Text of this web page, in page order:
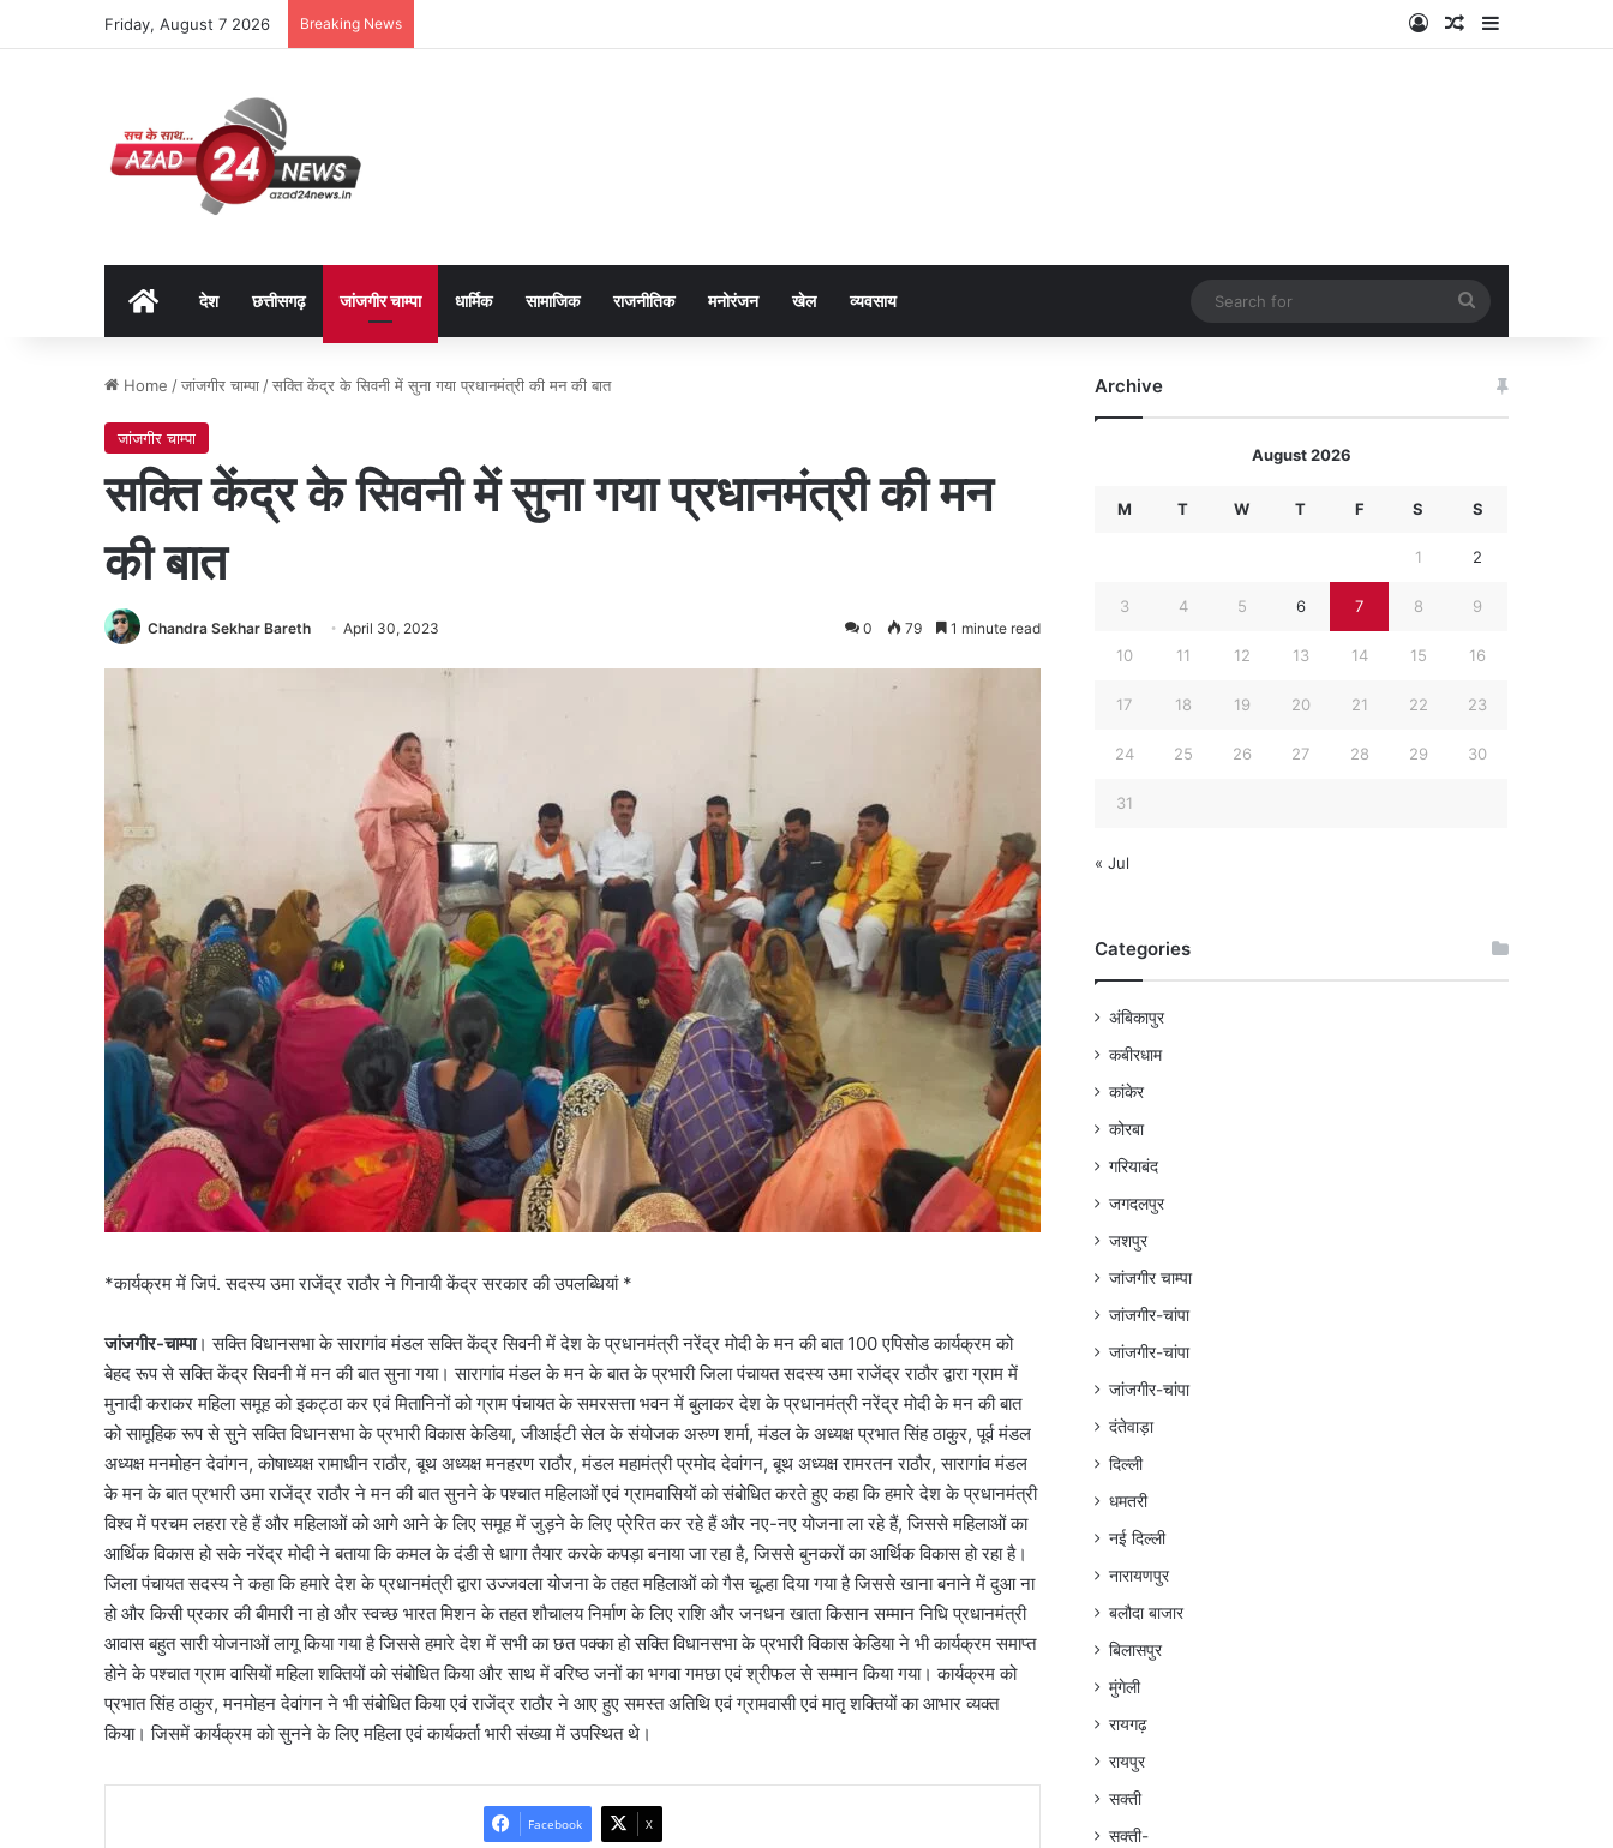
Friday, August 7 2026 Breaking News Log InRandom Article
Sidebar
Homeदेश छत्तीसगढ़ जांजगीर चाम्पा धार्मिक सामाजिक राजनीतिक मनोरंजन खेल व्यवसाय
for
Home /जांजगीर चाम्पा /सक्ति केंद्र के सिवनी में सुना गया प्रधानमंत्री की मन की बात
जांजगीर चाम्पा
सक्ति केंद्र के सिवनी में सुना गया प्रधानमंत्री की मन
की बात
Chandra Sekhar Bareth April 30, 2023 0 79 1 minute read
*कार्यक्रम में जिपं. सदस्य उमा राजेंद्र राठौर ने गिनायी केंद्र सरकार की उपलब्धियां *
जांजगीर-चाम्पा। सक्ति विधानसभा के सारागांव मंडल सक्ति केंद्र सिवनी में देश के प्रधानमंत्री नरेंद्र मोदी के मन की बात 100 एपिसोड कार्यक्रम को
बेहद रूप से सक्ति केंद्र सिवनी में मन की बात सुना गया। सारागांव मंडल के मन के बात के प्रभारी जिला पंचायत सदस्य उमा राजेंद्र राठौर द्वारा ग्राम में
मुनादी कराकर महिला समूह को इकट्ठा कर एवं मितानिनों को ग्राम पंचायत के समरसत्ता भवन में बुलाकर देश के प्रधानमंत्री नरेंद्र मोदी के मन की बात
को सामूहिक रूप से सुने सक्ति विधानसभा के प्रभारी विकास केडिया, जीआईटी सेल के संयोजक अरुण शर्मा, मंडल के अध्यक्ष प्रभात सिंह ठाकुर, पूर्व मंडल
अध्यक्ष मनमोहन देवांगन, कोषाध्यक्ष रामाधीन राठौर, बूथ अध्यक्ष मनहरण राठौर, मंडल महामंत्री प्रमोद देवांगन, बूथ अध्यक्ष रामरतन राठौर, सारागांव मंडल
के मन के बात प्रभारी उमा राजेंद्र राठौर ने मन की बात सुनने के पश्चात महिलाओं एवं ग्रामवासियों को संबोधित करते हुए कहा कि हमारे देश के प्रधानमंत्री
विश्व में परचम लहरा रहे हैं और महिलाओं को आगे आने के लिए समूह में जुड़ने के लिए प्रेरित कर रहे हैं और नए-नए योजना ला रहे हैं, जिससे महिलाओं का
आर्थिक विकास हो सके नरेंद्र मोदी ने बताया कि कमल के दंडी से धागा तैयार करके कपड़ा बनाया जा रहा है, जिससे बुनकरों का आर्थिक विकास हो रहा है।
जिला पंचायत सदस्य ने कहा कि हमारे देश के प्रधानमंत्री द्वारा उज्जवला योजना के तहत महिलाओं को गैस चूल्हा दिया गया है जिससे खाना बनाने में दुआ ना
हो और किसी प्रकार की बीमारी ना हो और स्वच्छ भारत मिशन के तहत शौचालय निर्माण के लिए राशि और जनधन खाता किसान सम्मान निधि प्रधानमंत्री
आवास बहुत सारी योजनाओं लागू किया गया है जिससे हमारे देश में सभी का छत पक्का हो सक्ति विधानसभा के प्रभारी विकास केडिया ने भी कार्यक्रम समाप्त
होने के पश्चात ग्राम वासियों महिला शक्तियों को संबोधित किया और साथ में वरिष्ठ जनों का भगवा गमछा एवं श्रीफल से सम्मान किया गया। कार्यक्रम को
प्रभात सिंह ठाकुर, मनमोहन देवांगन ने भी संबोधित किया एवं राजेंद्र राठौर ने आए हुए समस्त अतिथि एवं ग्रामवासी एवं मातृ शक्तियों का आभार व्यक्त
किया। जिसमें कार्यक्रम को सुनने के लिए महिला एवं कार्यकर्ता भारी संख्या में उपस्थित थे।
Facebook X
Archive
August 2026
M T W T F S S
1 2
3 4 5 6 7 8 9
10 11 12 13 14 15 16
17 18 19 20 21 22 23
24 25 26 27 28 29 30
31
« Jul
Categories
अंबिकापुर
कबीरधाम
कांकेर
कोरबा
गरियाबंद
जगदलपुर
जशपुर
जांजगीर चाम्पा
जांजगीर-चांपा
जांजगीर-चांपा
जांजगीर-चांपा
दंतेवाड़ा
दिल्ली
धमतरी
नई दिल्ली
नारायणपुर
बलौदा बाजार
बिलासपुर
मुंगेली
रायगढ़
रायपुर
सक्ती
सक्ती-